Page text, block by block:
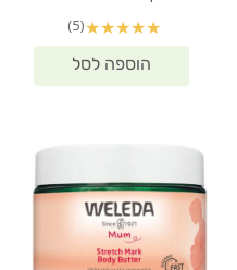
★
★
★
★
★
(5)